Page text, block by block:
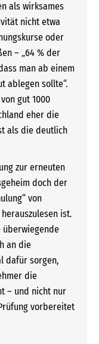
als wirksames
nicht etwa
oder
– „64 % der
man ab einem
ablegen sollte“.
gut 1000
eher die
als die deutlich
zur erneuten
doch der
von
ist.
überwiegende
an die
dafür sorgen,
die
– und nicht nur
vorbereitet